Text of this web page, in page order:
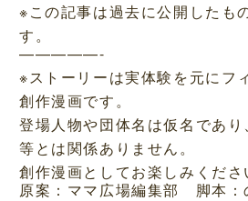
※この記事は過去に公開したも
す。
—————-
※ストーリーは実体験を元にフ
創作漫画です。
登場人物や団体名は仮名であ
等とは関係ありません。
創作漫画としてお楽しみくださ
原案：ママ広場編集部 脚本